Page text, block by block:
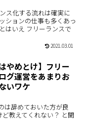
ス化する流れは確実に
ションの仕事も多くあっ
はいえ フリーランスで
2021.03.01
やめとけ】フリー
グ運営をあまりお
いワケ
は辞めておいた方が良
教えてくれない？ と聞